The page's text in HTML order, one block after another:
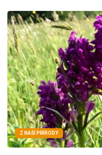
Z NAŠÍ PŘÍRODY